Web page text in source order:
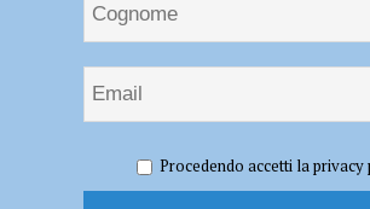
Marvin Di Corcia nuovo responsabile provinciale
Procedendo accetti la privacy